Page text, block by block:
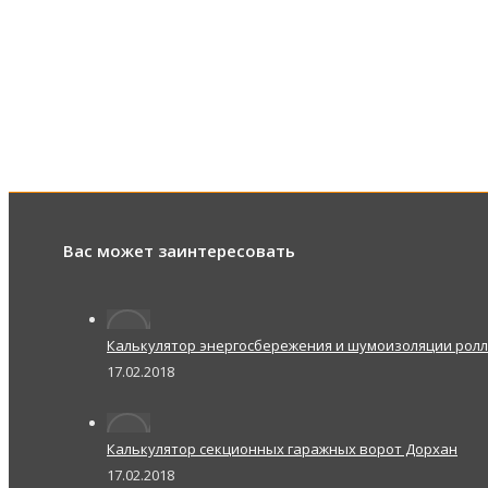
Вас может заинтересовать
Калькулятор энергосбережения и шумоизоляции
17.02.2018
Калькулятор секционных гаражных ворот Дорхан
17.02.2018